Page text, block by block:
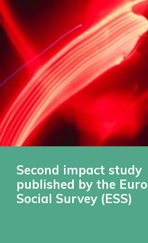
Second impact study
published by the
Social Survey (ESS)